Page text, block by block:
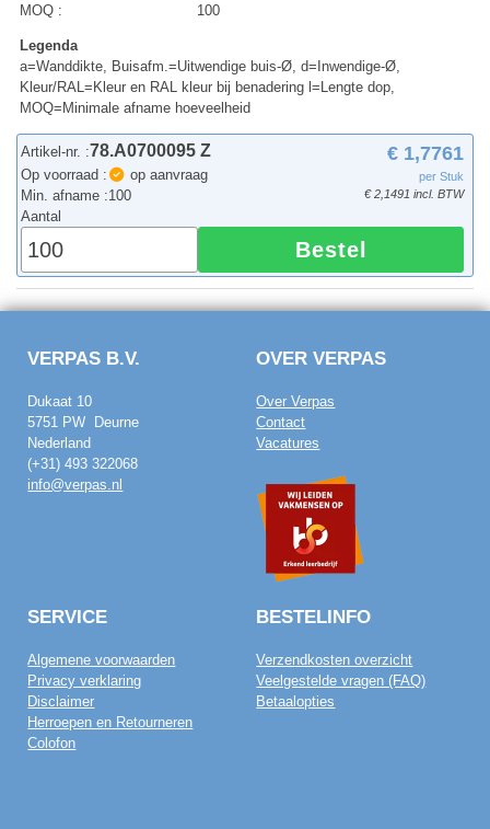
MOQ :
100
Legenda
a=Wanddikte, Buisafm.=Uitwendige buis-Ø, d=Inwendige-Ø,
Kleur/RAL=Kleur en RAL kleur bij benadering l=Lengte dop,
MOQ=Minimale afname hoeveelheid
Artikel-nr. :78.A0700095 Z
Op voorraad :
op aanvraag
Min. afname :100
€ 1,7761
per Stuk
€ 2,1491 incl. BTW
Aantal
Bestel
VERPAS B.V.
Dukaat 10
5751 PW Deurne
Nederland
(+31) 493 322068
info@verpas.nl
OVER VERPAS
Over Verpas
Contact
Vacatures
SERVICE
Algemene voorwaarden
Privacy verklaring
Disclaimer
Herroepen en Retourneren
Colofon
BESTELINFO
Verzendkosten overzicht
Veelgestelde vragen (FAQ)
Betaalopties